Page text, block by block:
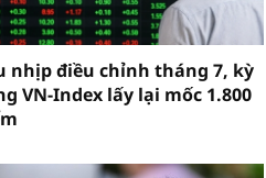
nhịp điều chỉnh tháng 7, kỳ
VN-Index lấy lại mốc 1.800